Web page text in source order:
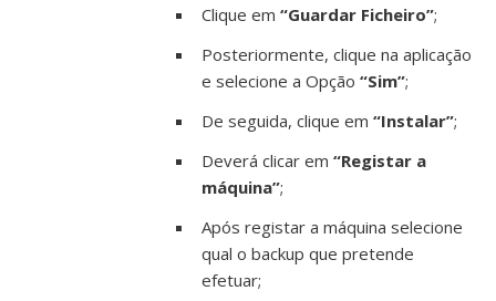
Clique em “Guardar Ficheiro”;
Posteriormente, clique na aplicação
e selecione a Opção “Sim”;
De seguida, clique em “Instalar”;
Deverá clicar em “Registar a
máquina”;
Após registar a máquina selecione
qual o backup que pretende
efetuar;